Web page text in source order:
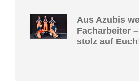
Aus Azubis
Facharbeiter
stolz auf